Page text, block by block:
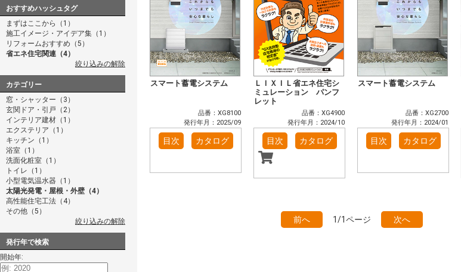
おすすめハッシュタグ
まずはここから（1）
施工イメージ・アイデア集（1）
リフォームおすすめ（5）
省エネ住宅関連（4）
絞り込みの解除
カテゴリー
窓・シャッター（3）
玄関ドア・引戸（2）
インテリア建材（1）
エクステリア（1）
キッチン（1）
浴室（1）
洗面化粧室（1）
トイレ（1）
小型電気温水器（1）
太陽光発電・屋根・外壁（4）
高性能住宅工法（4）
その他（5）
絞り込みの解除
発行年で検索
開始年:
スマート蓄電システム
品番：XG8100
発行年月：2025/09
目次 カタログ
ＬＩＸＩＬ省エネ住宅シ
ミュレーション パンフ
レット
品番：XG4900
発行年月：2024/10
目次 カタログ
スマート蓄電システム
品番：XG2700
発行年月：2024/01
目次 カタログ
前へ 1/1ページ 次へ